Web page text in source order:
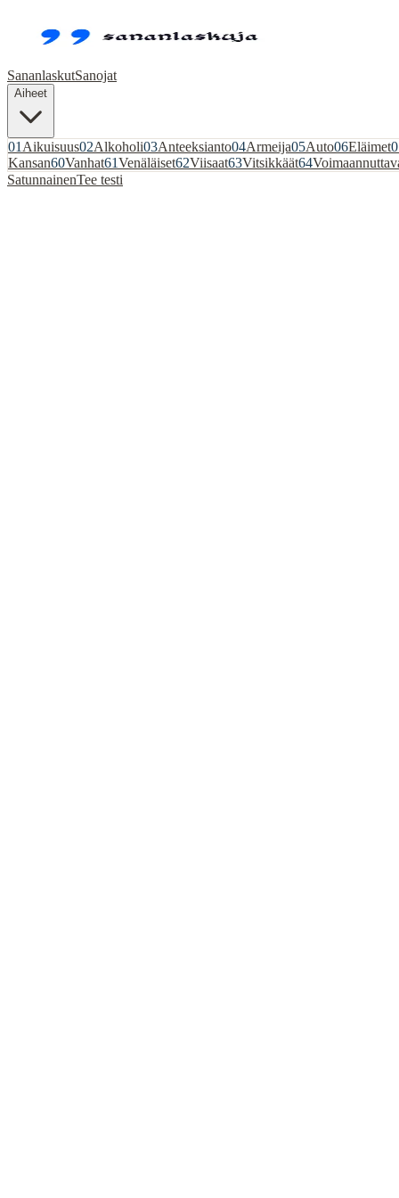
SananlaskutSanojat
Aiheet
01 Aikuisuus02Alkoholi03Anteeksianto04Armeija05Auto06Eläimet
Kansan60Vanhat61Venäläiset62Viisaat63Vitsikkäät64
SatunnainenTee testi